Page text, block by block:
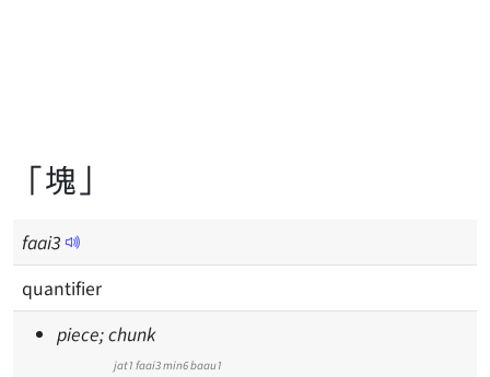
「塊」
faai3
quantifier
piece; chunk
jat1 faai3min6baau1